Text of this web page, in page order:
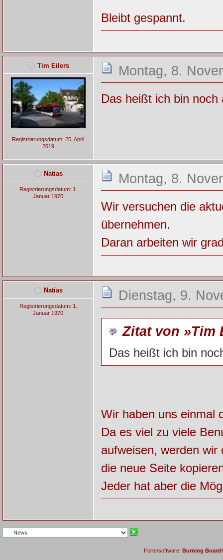
Bleibt gespannt.
Tim Eilers
Registrierungsdatum: 25. April
2019
Montag, 8.
Das heißt ich bin
Natias
Registrierungsdatum: 1.
Januar 1970
Montag, 8.
Wir versuchen die
übernehmen.
Daran arbeiten wir
Natias
Registrierungsdatum: 1.
Januar 1970
Dienstag, 9.
Zitat von »Tim
Das heißt ich bin
Wir haben uns einmal
Da es viel zu viele
aufweisen, werden
die neue Seite
Jeder hat aber die
Forensoftware: Burning